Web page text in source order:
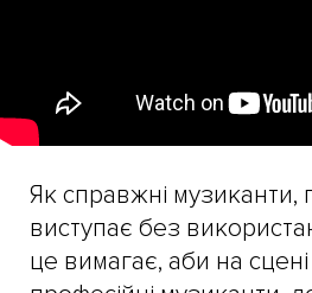
Як справжні музиканти,
виступає без
це вимагає, аби на